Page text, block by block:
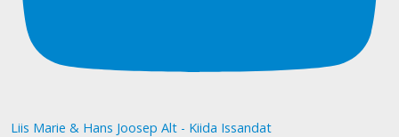
Liis Marie & Hans Joosep Alt - Kiida Issandat